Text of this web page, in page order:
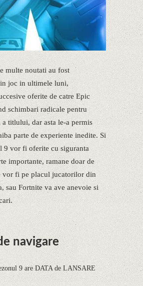
multe noutati au fost
joc in ultimele luni,
oferite de catre Epic
schimbari radicale pentru
titlului, dar asta le-a permis
parte de experiente inedite. Si
9 vor fi oferite cu siguranta
importante, ramane doar de
vor fi pe placul jucatorilor din
sau Fortnite va ave anevoie si
navigare
9 are DATA de LANSARE